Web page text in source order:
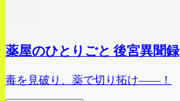
薬屋のひとりごと 後宮異聞録
毒を見破り、薬で切り拓け――！